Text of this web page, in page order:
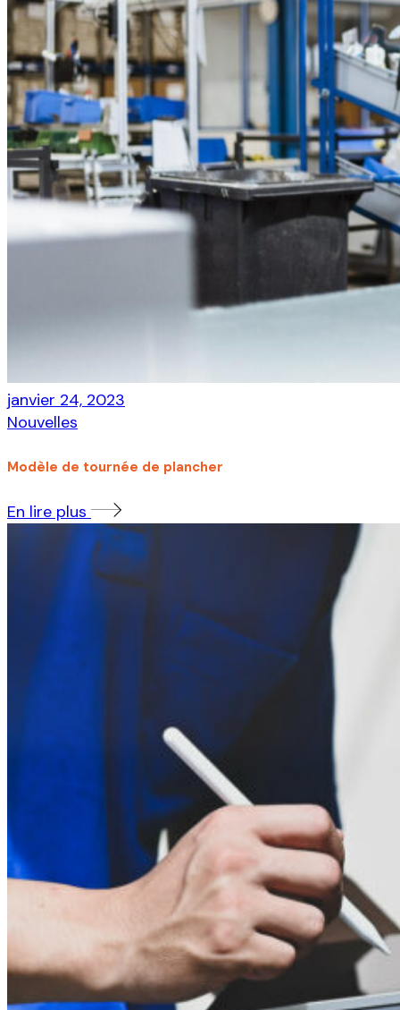
janvier 24, 2023
Nouvelles
Modèle de tournée de plancher
En lire plus